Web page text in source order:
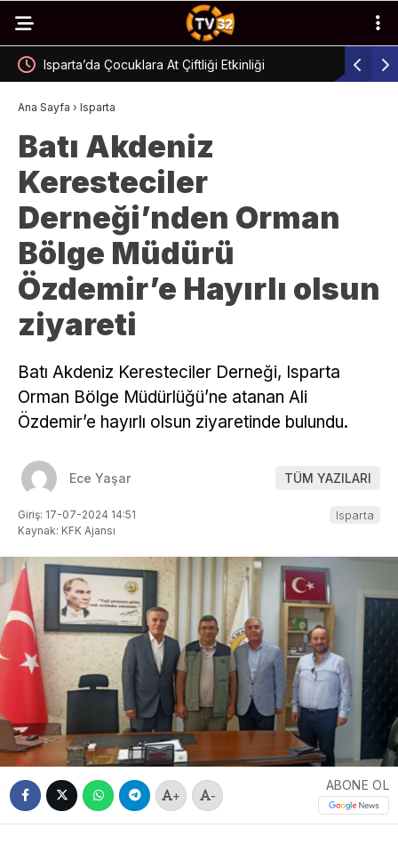
Isparta’da Çocuklara At Çiftliği Etkinliği
Ana Sayfa › Isparta
Batı Akdeniz
Keresteciler
Derneği’nden Orman
Bölge Müdürü
Özdemir’e Hayırlı olsun
ziyareti
Batı Akdeniz Keresteciler Derneği, Isparta
Orman Bölge Müdürlüğü’ne atanan Ali
Özdemir’e hayırlı olsun ziyaretinde bulundu.
Ece Yaşar TÜM YAZILARI
Giriş: 17-07-2024 14:51
Kaynak: KFK Ajansı
Isparta
+ -
ABONE OL